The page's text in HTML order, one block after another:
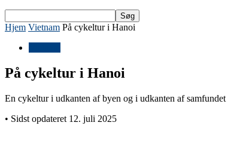
Hjem Vietnam På cykeltur i Hanoi
På cykeltur i Hanoi
En cykeltur i udkanten af byen og i udkanten af samfundet
• Sidst opdateret 12. juli 2025